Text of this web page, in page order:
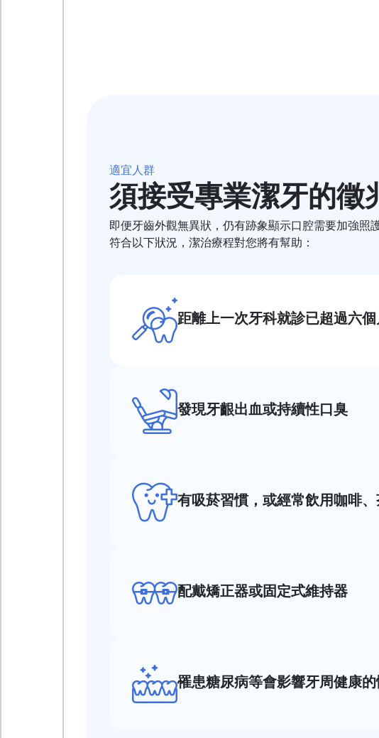
適宜人群
須接受專業潔牙的徵
即便牙齒外觀無異狀，仍有跡象顯示口腔需要加強照護
符合以下狀況，潔治療程對您將有幫助：
距離上一次牙科就診已超過六個
發現牙齦出血或持續性口臭
有吸菸習慣，或經常飲用咖啡、
配戴矯正器或固定式維持器
罹患糖尿病等會影響牙周健康